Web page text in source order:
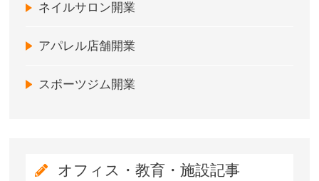
ネイルサロン開業
アパレル店舗開業
スポーツジム開業
オフィス・教育・施設記事